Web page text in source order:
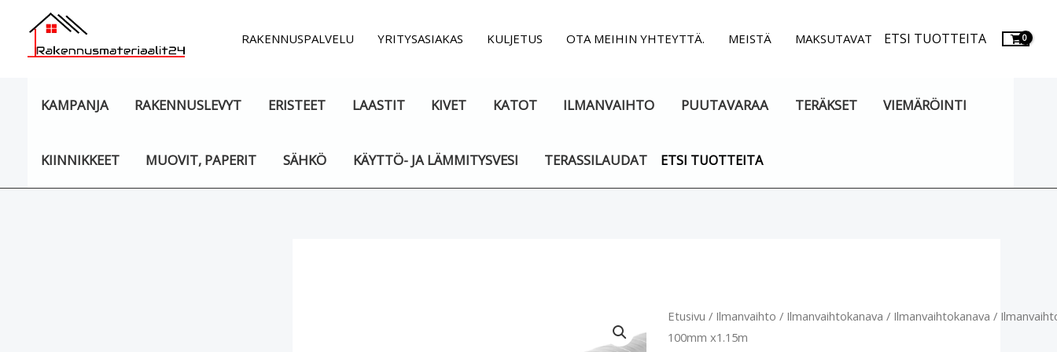
sisältöön
RAKENNUSPALVELU YRITYSASIAKAS KULJETUS OTA MEIHIN YHTEYTTÄ. MEISTÄ MAKSUTAVAT ETSI TUOTTEITA
KAMPANJA RAKENNUSLEVYT ERISTEET LAASTIT KIVET KATOT ILMANVAIHTO PUUTAVARAA TERÄKSET VIEMÄRÖINTI
KIINNIKKEET MUOVIT, PAPERIT SÄHKÖ KÄYTTÖ- JA LÄMMITYSVESI TERASSILAUDAT ETSI TUOTTEITA
Etusivu / Ilmanvaihto / Ilmanvaihtokanava / Ilmanvaihtokanava /
100mm x1.15m
Ilmanvaihtokanava
100mm